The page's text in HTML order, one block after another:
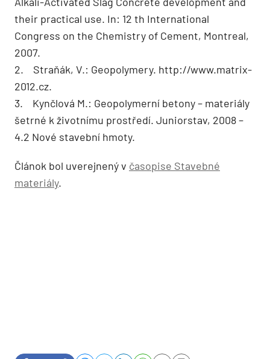
their practical use. In: 12 th International
Congress on the Chemistry of Cement, Montreal,
2007.
2. Straňák, V.: Geopolymery. http://www.matrix-
2012.cz.
3. Kynčlová M.: Geopolymerní betony – materiály
šetrné k životnímu prostředí. Juniorstav, 2008 –
4.2 Nové stavební hmoty.
Článok bol uverejnený v časopise Stavebné
materiály.